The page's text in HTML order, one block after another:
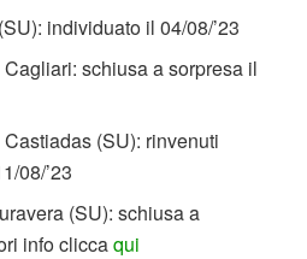
individuato il 04/08/’23
schiusa a sorpresa il
(SU): rinvenuti
08/’23
(SU): schiusa a
info cliccaqui